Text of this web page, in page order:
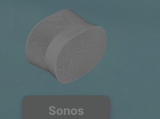
Sonos